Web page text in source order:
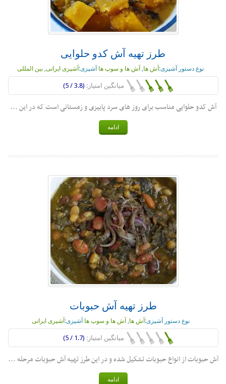
طرز تهیه آش کدو حلوایی
نوع دستور آشپزی: آش ها, آش ها و سوپ ها آشپزی: آشپزی ایرانی, بین المللی
میانگین امتیاز: (3.8 / 5)
آش کدو حلوایی مناسب برای روز های سرد پاییزی و زمستانی است که در این ...
ادامه
طرز تهیه آش حبوبات
نوع دستور آشپزی: آش ها, آش ها و سوپ ها آشپزی: آشپزی ایرانی
میانگین امتیاز: (1.7 / 5)
آش حبوبات از انواع حبوبات تشکیل شده و در این طرز تهیه آش حبوبات مرحله ...
ادامه